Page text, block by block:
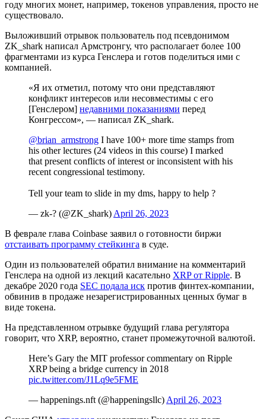
году многих монет, например, токенов управления, просто не
существовало.
Выложивший отрывок пользователь под псевдонимом
ZK_shark написал Армстронгу, что располагает более 100
фрагментами из курса Генслера и готов поделиться ими с
компанией.
«Я их отметил, потому что они представляют
конфликт интересов или несовместимы с его
[Генслером] недавними показаниями перед
Конгрессом», — написал ZK_shark.
@brian_armstrong I have 100+ more time stamps from
his other lectures (24 videos in this course) I marked
that present conflicts of interest or inconsistent with his
recent congressional testimony.
Tell your team to slide in my dms, happy to help ?
— zk-? (@ZK_shark) April 26, 2023
В феврале глава Coinbase заявил о готовности биржи
отстаивать программу стейкинга в суде.
Один из пользователей обратил внимание на комментарий
Генслера на одной из лекций касательно XRP от Ripple. В
декабре 2020 года SEC подала иск против финтех-компании,
обвинив в продаже незарегистрированных ценных бумаг в
виде токена.
На представленном отрывке будущий глава регулятора
говорит, что XRP, вероятно, станет промежуточной валютой.
Here’s Gary the MIT professor commentary on Ripple
XRP being a bridge currency in 2018
pic.twitter.com/J1Lq9e5FME
— happenings.nft (@happeningsllc) April 26, 2023